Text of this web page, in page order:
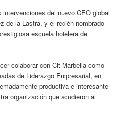
del nuevo CEO global
de la Lastra, y el recién nombrado
escuela hotelera de
colaborar con Cit Marbella como
de Liderazgo Empresarial, en
productiva e interesante
organización que acudieron al